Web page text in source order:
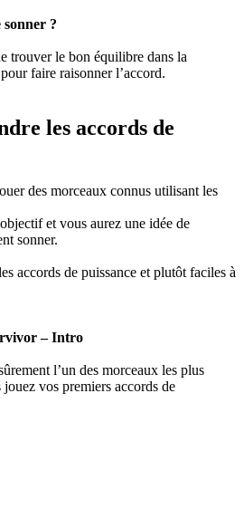
?
trouver le bon équilibre dans la
faire raisonner l’accord.
les accords de
des morceaux connus utilisant les
et vous aurez une idée de
sonner.
accords de puissance et plutôt faciles à
– Intro
l’un des morceaux les plus
vos premiers accords de